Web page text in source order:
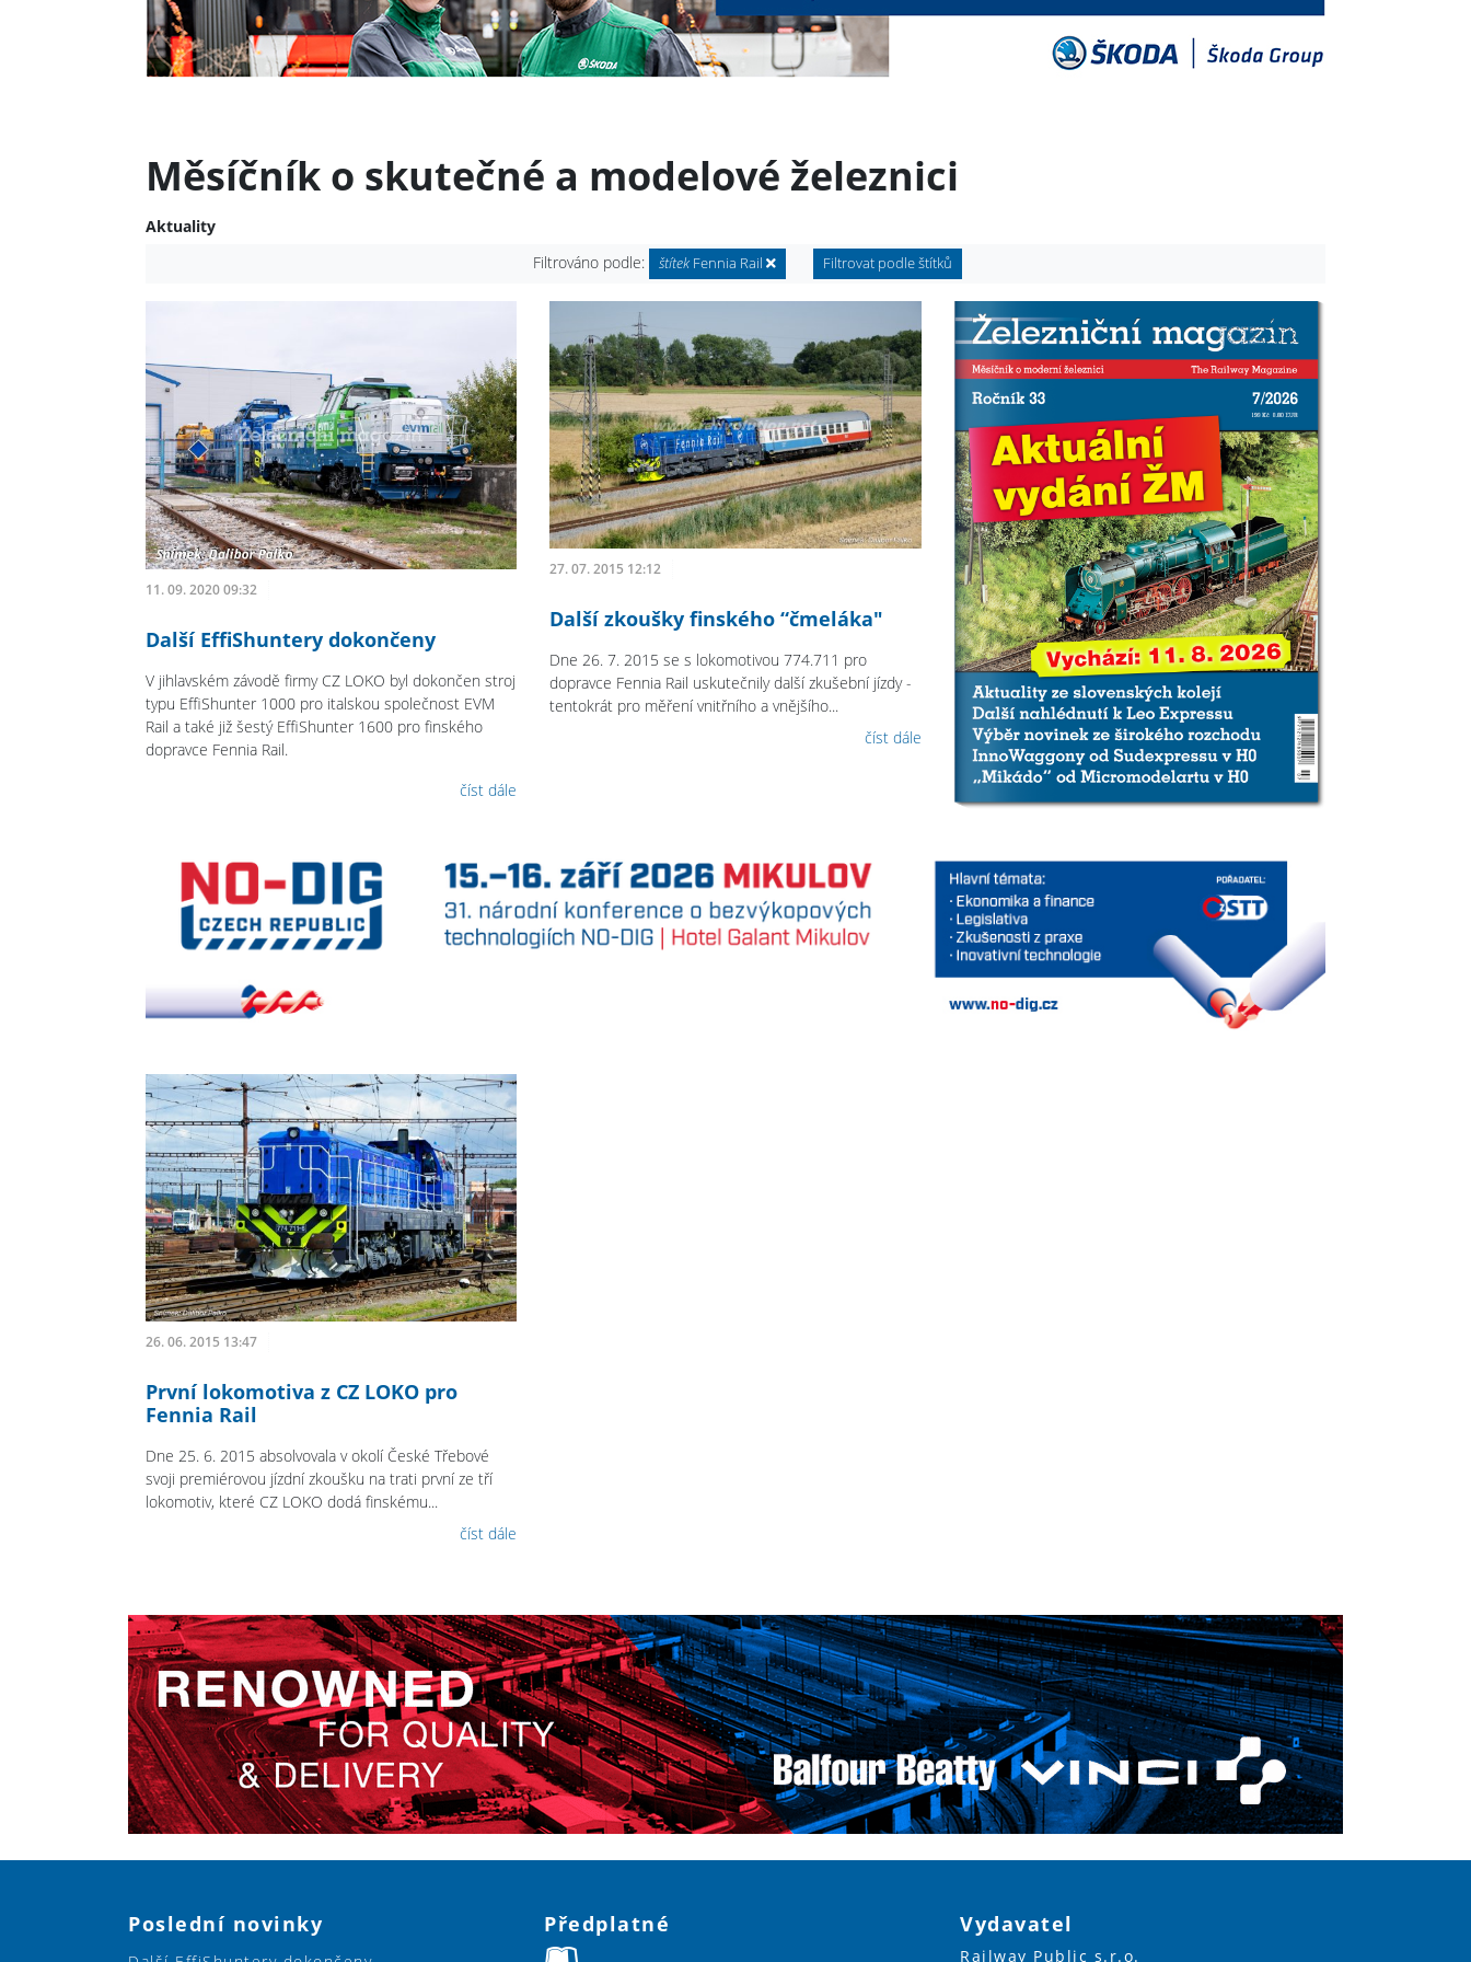
Měsíčník o skutečné a modelové železnici
Aktuality
Filtrováno podle:
štítekFennia Rail Filtrovat podle štítků
11. 09. 2020 09:32
Další EffiShuntery dokončeny
V jihlavském závodě firmy CZ LOKO byl dokončen stroj
typu EffiShunter 1000 pro italskou společnost EVM
Rail a také již šestý EffiShunter 1600 pro finského
dopravce Fennia Rail.
číst dále
27. 07. 2015 12:12
Další zkoušky finského “čmeláka"
Dne 26. 7. 2015 se s lokomotivou 774.711 pro
dopravce Fennia Rail uskutečnily další zkušební jízdy -
tentokrát pro měření vnitřního a vnějšího...
číst dále
26. 06. 2015 13:47
První lokomotiva z CZ LOKO pro
Fennia Rail
Dne 25. 6. 2015 absolvovala v okolí České Třebové
svoji premiérovou jízdní zkoušku na trati první ze tří
lokomotiv, které CZ LOKO dodá finskému...
číst dále
Poslední novinky Předplatné Vydavatel
Railway Public s.r.o.